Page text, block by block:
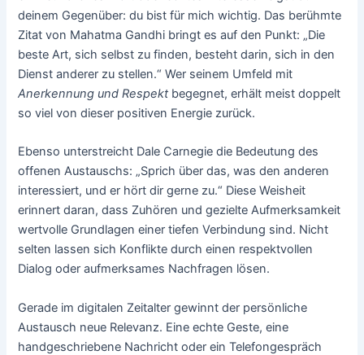
deinem Gegenüber: du bist für mich wichtig. Das berühmte
Zitat von Mahatma Gandhi bringt es auf den Punkt: „Die
beste Art, sich selbst zu finden, besteht darin, sich in den
Dienst anderer zu stellen.“ Wer seinem Umfeld mit
Anerkennung und Respektbegegnet, erhält meist doppelt
so viel von dieser positiven Energie zurück.
Ebenso unterstreicht Dale Carnegie die Bedeutung des
offenen Austauschs: „Sprich über das, was den anderen
interessiert, und er hört dir gerne zu.“ Diese Weisheit
erinnert daran, dass Zuhören und gezielte Aufmerksamkeit
wertvolle Grundlagen einer tiefen Verbindung sind. Nicht
selten lassen sich Konflikte durch einen respektvollen
Dialog oder aufmerksames Nachfragen lösen.
Gerade im digitalen Zeitalter gewinnt der persönliche
Austausch neue Relevanz. Eine echte Geste, eine
handgeschriebene Nachricht oder ein Telefongespräch